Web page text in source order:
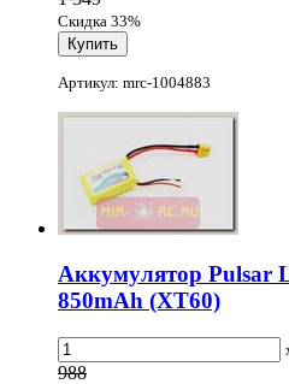
Скидка 33%
Артикул: mrc-1004883
Аккумулятор Pulsar
850mAh (XT60)
988